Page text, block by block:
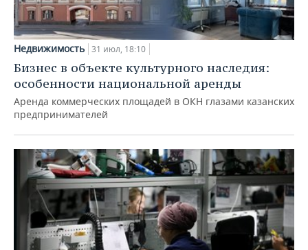
Недвижимость 31 июл, 18:10
Бизнес в объекте культурного наследия:
особенности национальной аренды
Аренда коммерческих площадей в ОКН глазами казанских
предпринимателей